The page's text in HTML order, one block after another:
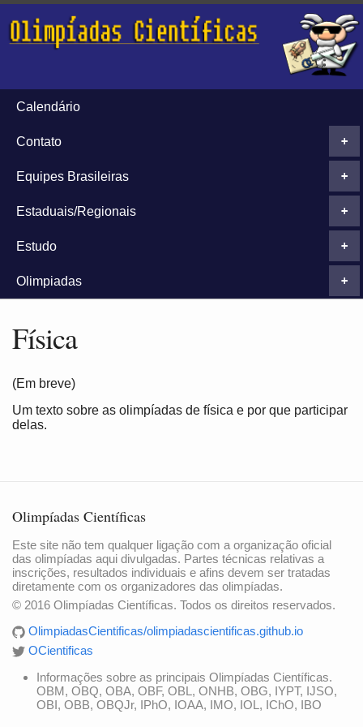
Calendário
+
Contato
+
Equipes Brasileiras
+
Estaduais/Regionais
+
Estudo
+
Olimpiadas
Física
(Em breve)
Um texto sobre as olimpíadas de física e por que participar
delas.
Olimpíadas Científicas
Este site não tem qualquer ligação com a organização oficial
das olimpíadas aqui divulgadas. Partes técnicas relativas a
inscrições, resultados individuais e afins devem ser tratadas
diretamente com os organizadores das olimpíadas.
© 2016 Olimpíadas Científicas. Todos os direitos reservados.
OlimpiadasCientificas/olimpiadascientificas.github.io
OCientificas
Informações sobre as principais Olimpíadas Científicas.
OBM, OBQ, OBA, OBF, OBL, ONHB, OBG, IYPT, IJSO,
OBI, OBB, OBQJr, IPhO, IOAA, IMO, IOL, IChO, IBO